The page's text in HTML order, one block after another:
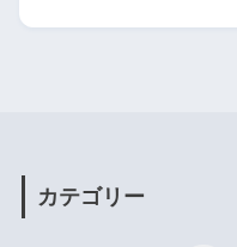
カテゴリー